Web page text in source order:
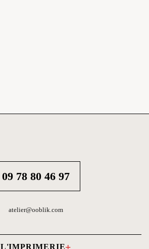
09 78 80 46 97
atelier@ooblik.com
L'IMPRIMERIE